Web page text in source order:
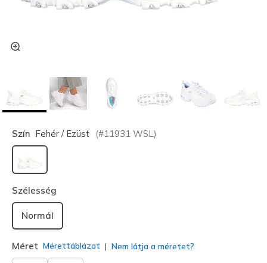
Szín Fehér / Ezüst (#11931 WSL )
kiválasztva
Szélesség
Normál
Méret Mérettáblázat Nem látja a méretet?